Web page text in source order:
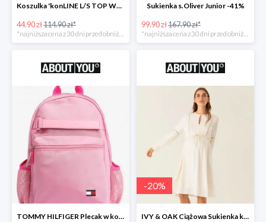
Koszulka 'konLINE L/S TOP WVN' KIDS ONLY -61%
44.90 zł114.90 zł*
Sukienka s.Oliver Junior -41%
99.90 zł167.90 zł*
TOMMY HILFIGER Plecak w kolorze różowym -25%
-20%
IVY & OAK Ciążowa Sukienka koszulowa -20%